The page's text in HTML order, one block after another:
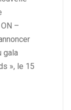
–
gala
», le 15